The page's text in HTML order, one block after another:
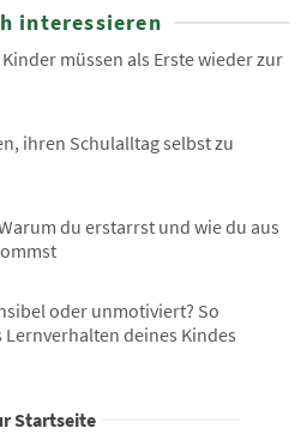
interessieren
müssen als Erste wieder zur
ihren Schulalltag selbst zu
du erstarrst und wie du aus
oder unmotiviert? So
Lernverhalten deines Kindes
Startseite